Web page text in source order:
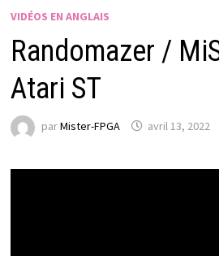
VIDÉOS EN ANGLAIS
Randomazer /
Atari ST
parMister-FPGA avril 13, 2022